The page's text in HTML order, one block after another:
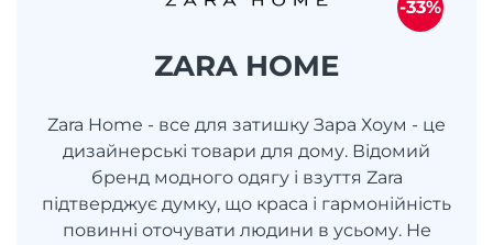
ZARA HOME
Zara Home - все для затишку Зара Хоум - це
дизайнерські товари для дому. Відомий
бренд модного одягу і взуття Zara
підтверджує думку, що краса і гармонійність
повинні оточувати людини в усьому. Не
-33%